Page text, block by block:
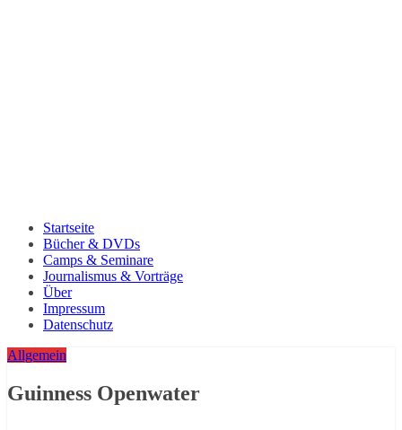
Startseite
Bücher & DVDs
Camps & Seminare
Journalismus & Vorträge
Über
Impressum
Datenschutz
Allgemein
Guinness Openwater